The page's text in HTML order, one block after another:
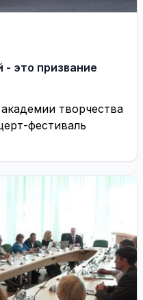
- это призвание
творчества
фестиваль